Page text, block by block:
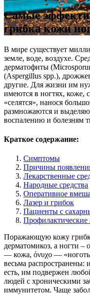
Самые
грибка кожи
В мире существует
земле, воде, воздухе.
дерматофиты
(Aspergillus spp.),
другие. Для жизни им
имеются в ногтях, коже,
«селятся», нанося
размножаются и
воспалению и болезням
Краткое содержание:
Симптомы
Причины
Лекарственные
Народные средства
Оперативное
Лазер и грибок
Пациенты с
Поражающую кожу
дерматомикоз, а ногти –
— кожа, όνυχο —
весьма распространены:
есть, им подвержен
людей с хроническими
иммунитетом. Чаще